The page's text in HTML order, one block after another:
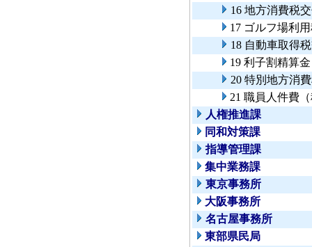
16 地方消費税
17 ゴルフ場利
18 自動車取得
19 利子割精算金
20 特別地方消
21 職員人件費
人権推進課
同和対策課
指導管理課
集中業務課
東京事務所
大阪事務所
名古屋事務所
東部県民局